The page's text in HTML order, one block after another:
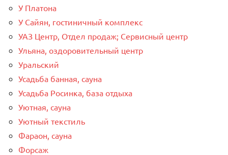
У Платона
У Сайян, гостиничный комплекс
УАЗ Центр, Отдел продаж; Сервисный центр
Ульяна, оздоровительный центр
Уральский
Усадьба банная, сауна
Усадьба Росинка, база отдыха
Уютная, сауна
Уютный текстиль
Фараон, сауна
Форсаж